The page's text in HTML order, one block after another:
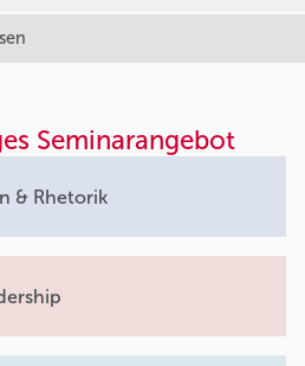
Seminarangebot
& Rhetorik